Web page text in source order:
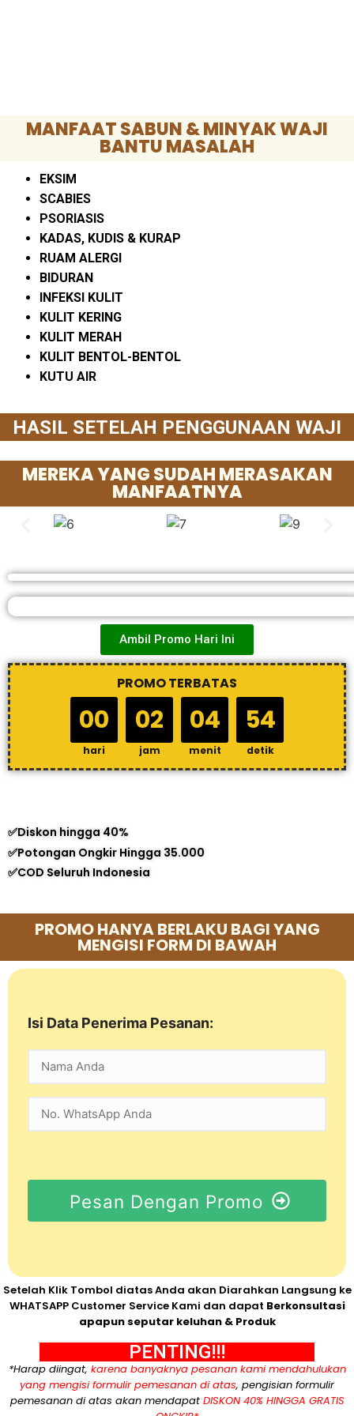
MANFAAT SABUN & MINYAK WAJI
BANTU MASALAH
EKSIM
SCABIES
PSORIASIS
KADAS, KUDIS & KURAP
RUAM ALERGI
BIDURAN
INFEKSI KULIT
KULIT KERING
KULIT MERAH
KULIT BENTOL-BENTOL
KUTU AIR
HASIL SETELAH PENGGUNAAN WAJI
MEREKA YANG SUDAH MERASAKAN
MANFAATNYA
Ambil Promo Hari Ini
PROMO TERBATAS
00
hari
02
jam
04
menit
54
detik
✅Diskon hingga 40%
✅Potongan Ongkir Hingga 35.000
✅COD Seluruh Indonesia
PROMO HANYA BERLAKU BAGI YANG
MENGISI FORM DI BAWAH
Isi Data Penerima Pesanan:
Pesan Dengan Promo
Setelah Klik Tombol diatas Anda akan Diarahkan Langsung ke
WHATSAPP Customer Service Kami dan dapat Berkonsultasi
apapun seputar keluhan & Produk
PENTING!!!
*Harap diingat, karena banyaknya pesanan kami mendahulukan
yang mengisi formulir pemesanan di atas, pengisian formulir
pemesanan di atas akan mendapat DISKON 40% HINGGA GRATIS